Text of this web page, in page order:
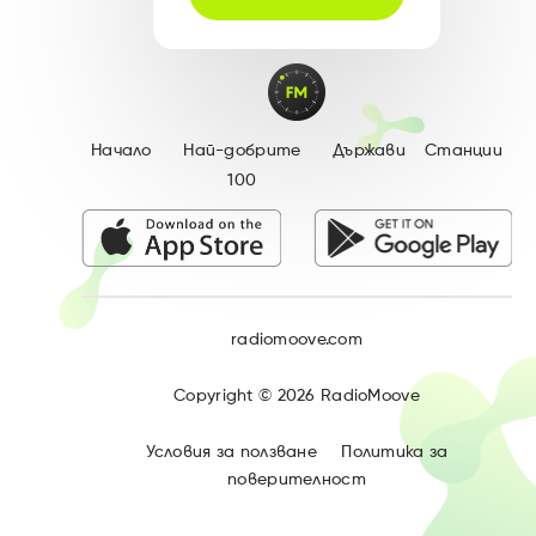
Начало
Най-добрите
100
Държави Станции
radiomoove.com
Copyright © 2026 RadioMoove
Условия за ползване
Политика за
поверителност